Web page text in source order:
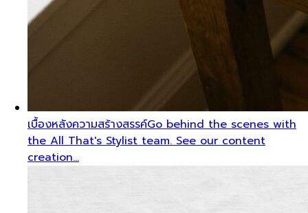
เบื้องหลังความสร้างสรรค์Go behind the scenes with
the All That's Stylist team. See our content
creation…